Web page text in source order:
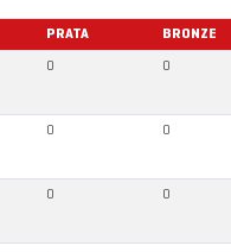
PRATA BRONZE
0 0
0 0
0 0